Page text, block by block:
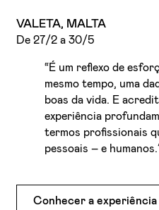
VALETA, MALTA
De 27/2 a 30/5
“É um reflexo de
mesmo tempo, uma
boas da vida. E
experiência
termos profissionais
pessoais – e
Conhecer a experiência